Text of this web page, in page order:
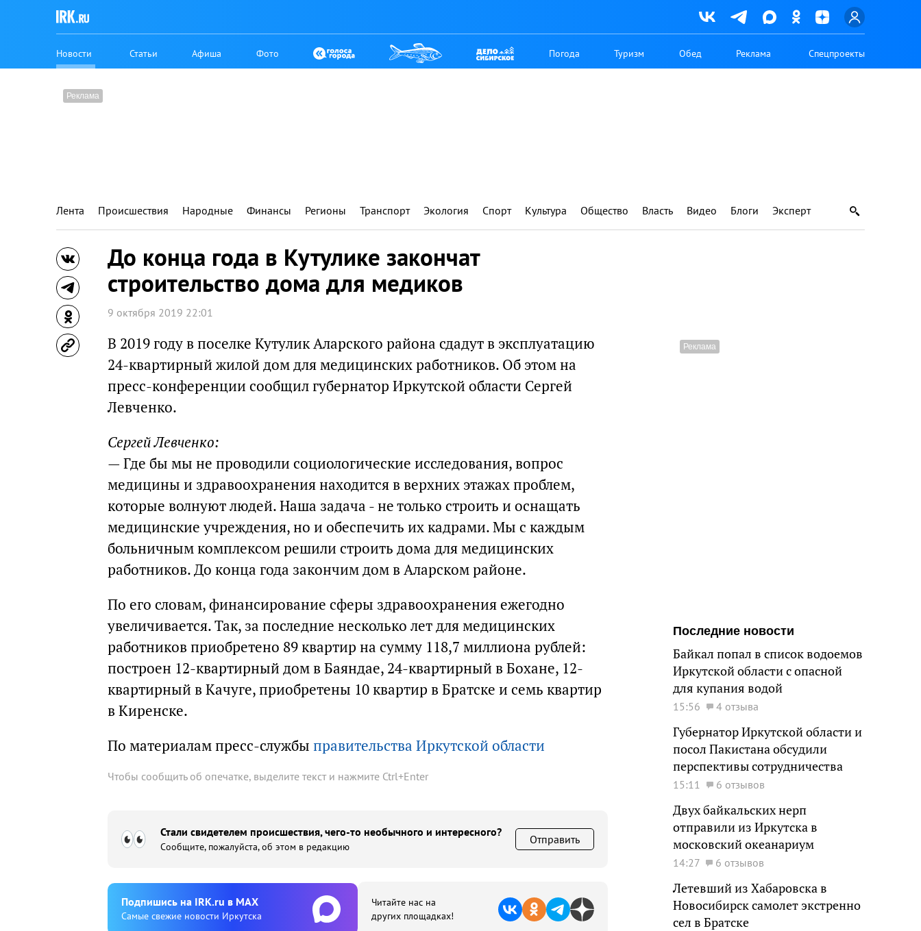
Новости Статьи Афиша Фото Погода Туризм Обед Реклама Спецпроекты
Лента Происшествия Народные Финансы Регионы Транспорт Экология Спорт Культура Общество Власть Видео Блоги Эксперт
До конца года в Кутулике закончат
строительство дома для медиков
9 октября 2019 22:01
В 2019 году в поселке Кутулик Аларского района сдадут в эксплуатацию
24-квартирный жилой дом для медицинских работников. Об этом на
пресс-конференции сообщил губернатор Иркутской области Сергей
Левченко.
Сергей Левченко:
— Где бы мы не проводили социологические исследования, вопрос
медицины и здравоохранения находится в верхних этажах проблем,
которые волнуют людей. Наша задача - не только строить и оснащать
медицинские учреждения, но и обеспечить их кадрами. Мы с каждым
больничным комплексом решили строить дома для медицинских
работников. До конца года закончим дом в Аларском районе.
По его словам, финансирование сферы здравоохранения ежегодно
увеличивается. Так, за последние несколько лет для медицинских
работников приобретено 89 квартир на сумму 118,7 миллиона рублей:
построен 12-квартирный дом в Баяндае, 24-квартирный в Бохане, 12-
квартирный в Качуге, приобретены 10 квартир в Братске и семь квартир
в Киренске.
По материалам пресс-службы правительства Иркутской области
Чтобы сообщить об опечатке, выделите текст и нажмите Ctrl+Enter
Стали свидетелем происшествия, чего-то необычного и интересного?
Сообщите, пожалуйста, об этом в редакцию
Отправить
Подпишиcь на IRK.ru в MAX
Cамые свежие новости Иркутска
Читайте нас на
других площадках!
Последние новости
Байкал попал в список водоемов
Иркутской области с опасной
для купания водой
15:56 4 отзыва
Губернатор Иркутской области и
посол Пакистана обсудили
перспективы сотрудничества
15:11 6 отзывов
Двух байкальских нерп
отправили из Иркутска в
московский океанариум
14:27 6 отзывов
Летевший из Хабаровска в
Новосибирск самолет экстренно
сел в Братске